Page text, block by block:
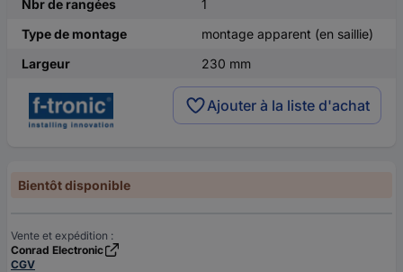
Nbr de rangées
1
Type de montage
montage apparent (en saillie)
Largeur
230 mm
Ajouter à la liste d'achat
Bientôt disponible
Vente et expédition :
Conrad Electronic
CGV